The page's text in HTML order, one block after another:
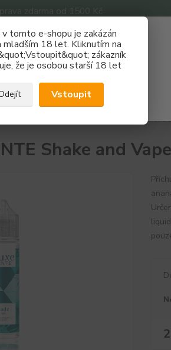
zdarma od 1500 Kč
v tomto e-shopu je zakázán
mladším 18 let. Kliknutím na
zákazník
že je osobou starší 18 let
Vstoupit
Hledat
Příchuť Luxe VINTE Shake
Shake and
slevu 3%
se a nakupuj se slevou právě teď!
FORMULÁŘ
Zavřít